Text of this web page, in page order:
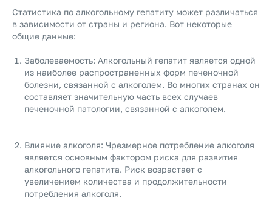
Статистика по алкогольному гепатиту может различаться
в зависимости от страны и региона. Вот некоторые
общие данные:
Заболеваемость: Алкогольный гепатит является одной
из наиболее распространенных форм печеночной
болезни, связанной с алкоголем. Во многих странах он
составляет значительную часть всех случаев
печеночной патологии, связанной с алкоголем.
Влияние алкоголя: Чрезмерное потребление алкоголя
является основным фактором риска для развития
алкогольного гепатита. Риск возрастает с
увеличением количества и продолжительности
потребления алкоголя.